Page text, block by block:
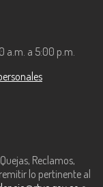
a.m. a 5:00 p.m.
Reclamos,
lo pertinente al